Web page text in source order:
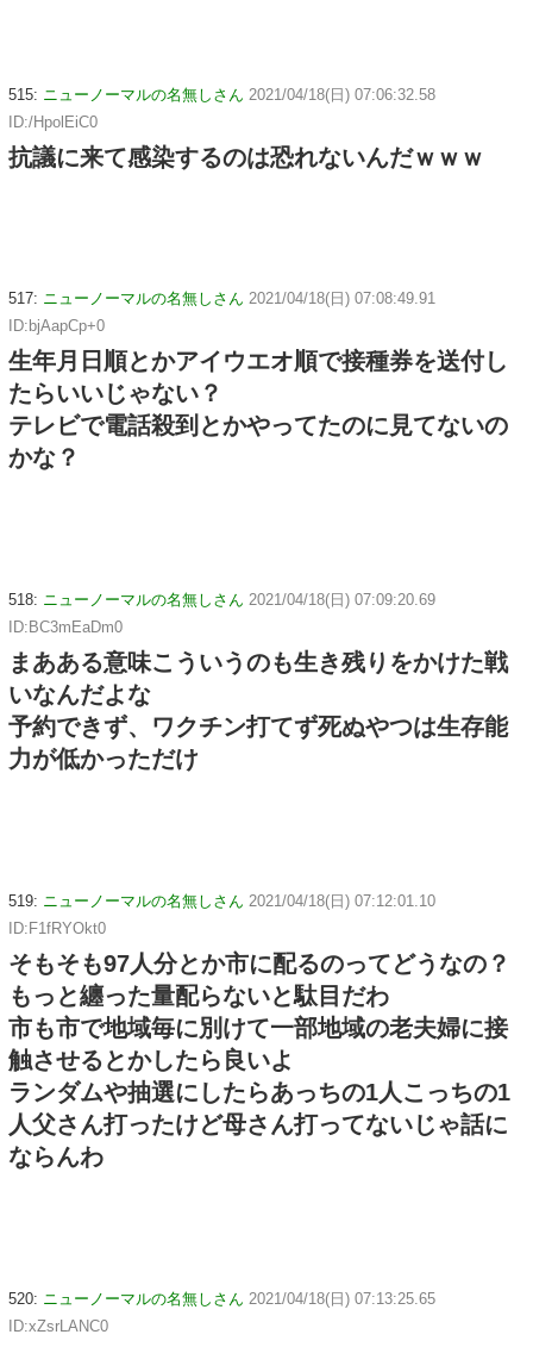
515: ニューノーマルの名無しさん 2021/04/18(日) 07:06:32.58
ID:/HpolEiC0
抗議に来て感染するのは恐れないんだｗｗｗ
517: ニューノーマルの名無しさん 2021/04/18(日) 07:08:49.91
ID:bjAapCp+0
生年月日順とかアイウエオ順で接種券を送付し
たらいいじゃない？
テレビで電話殺到とかやってたのに見てないの
かな？
518: ニューノーマルの名無しさん 2021/04/18(日) 07:09:20.69
ID:BC3mEaDm0
まあある意味こういうのも生き残りをかけた戦
いなんだよな
予約できず、ワクチン打てず死ぬやつは生存能
力が低かっただけ
519: ニューノーマルの名無しさん 2021/04/18(日) 07:12:01.10
ID:F1fRYOkt0
そもそも97人分とか市に配るのってどうなの？
もっと纏った量配らないと駄目だわ
市も市で地域毎に別けて一部地域の老夫婦に接
触させるとかしたら良いよ
ランダムや抽選にしたらあっちの1人こっちの1
人父さん打ったけど母さん打ってないじゃ話に
ならんわ
520: ニューノーマルの名無しさん 2021/04/18(日) 07:13:25.65
ID:xZsrLANC0